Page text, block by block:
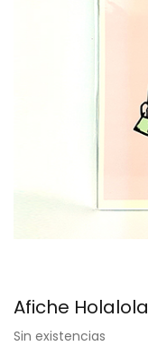
Afiche Holalola
Sin existencias